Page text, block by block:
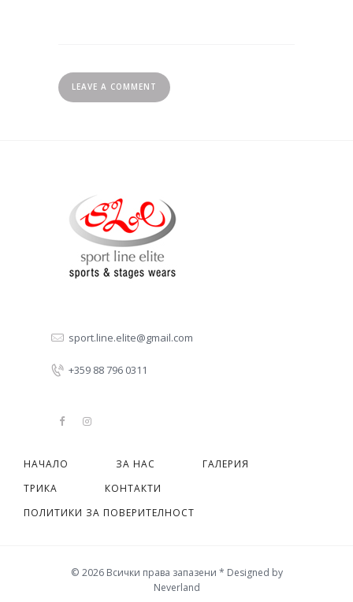
sport.line.elite@gmail.com
+359 88 796 0311
НАЧАЛО ЗА НАС
ГАЛЕРИЯ
ТРИКА
КОНТАКТИ
ПОЛИТИКИ ЗА ПОВЕРИТЕЛНОСТ
© 2026 Всички права запазени * Designed by
Neverland